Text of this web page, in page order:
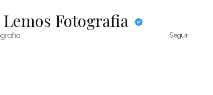
Fotografia
Seguir